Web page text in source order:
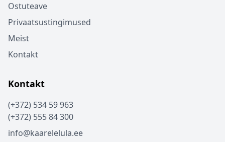
Ostuteave
Privaatsustingimused
Meist
Kontakt
Kontakt
(+372) 534 59 963
(+372) 555 84 300
info@kaarelelula.ee